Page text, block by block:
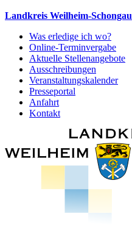
Landkreis Weilheim-Schongau
Was erledige ich wo?
Online-Terminvergabe
Aktuelle Stellenangebote
Ausschreibungen
Veranstaltungskalender
Presseportal
Anfahrt
Kontakt